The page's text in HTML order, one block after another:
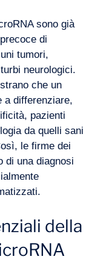
sono già
di
tumori,
neurologici.
che un
a differenziare,
pazienti
da quelli sani
le firme dei
di una diagnosi
della